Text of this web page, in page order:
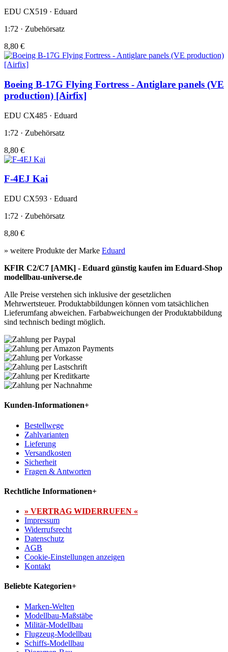
EDU CX519 · Eduard
1:72 · Zubehörsatz
8,80 €
Boeing B-17G Flying Fortress - Antiglare panels (VE
production) [Airfix]
EDU CX485 · Eduard
1:72 · Zubehörsatz
8,80 €
F-4EJ Kai
EDU CX593 · Eduard
1:72 · Zubehörsatz
8,80 €
» weitere Produkte der Marke Eduard
KFIR C2/C7 [AMK] - Eduard günstig kaufen im Eduard-Shop
modellbau-universe.de
Alle Preise verstehen sich inklusive der gesetzlichen
Mehrwertsteuer. Produktabbildungen können vom tatsächlichen
Lieferumfang abweichen. Farbabweichungen der Produktabbildung
sind technisch bedingt möglich.
Kunden-Informationen+
Bestellwege
Zahlvarianten
Lieferung
Versandkosten
Sicherheit
Fragen & Antworten
Rechtliche Informationen+
» VERTRAG WIDERRUFEN «
Impressum
Widerrufsrecht
Datenschutz
AGB
Cookie-Einstellungen anzeigen
Kontakt
Beliebte Kategorien+
Marken-Welten
Modellbau-Maßstäbe
Militär-Modellbau
Flugzeug-Modellbau
Schiffs-Modellbau